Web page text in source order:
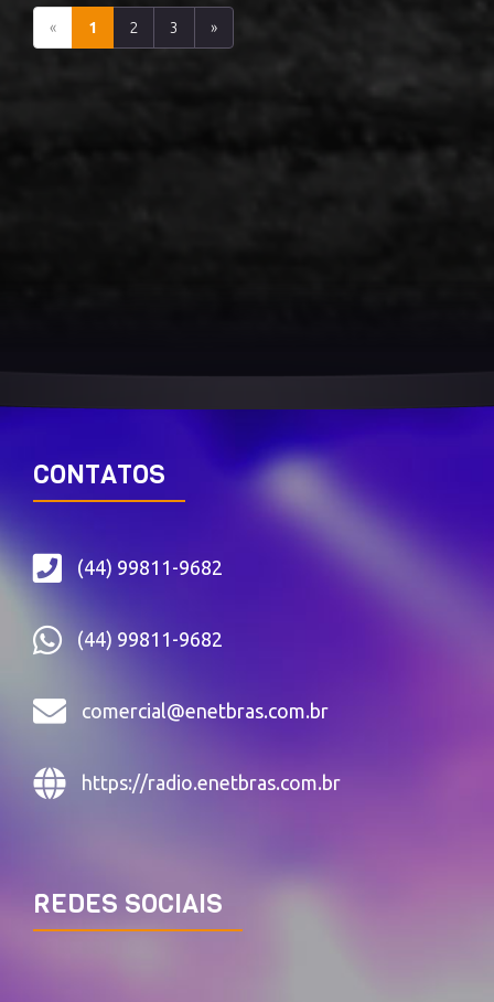
« 1 2 3 »
CONTATOS
(44) 99811-9682
(44) 99811-9682
comercial@enetbras.com.br
https://radio.enetbras.com.br
REDES SOCIAIS